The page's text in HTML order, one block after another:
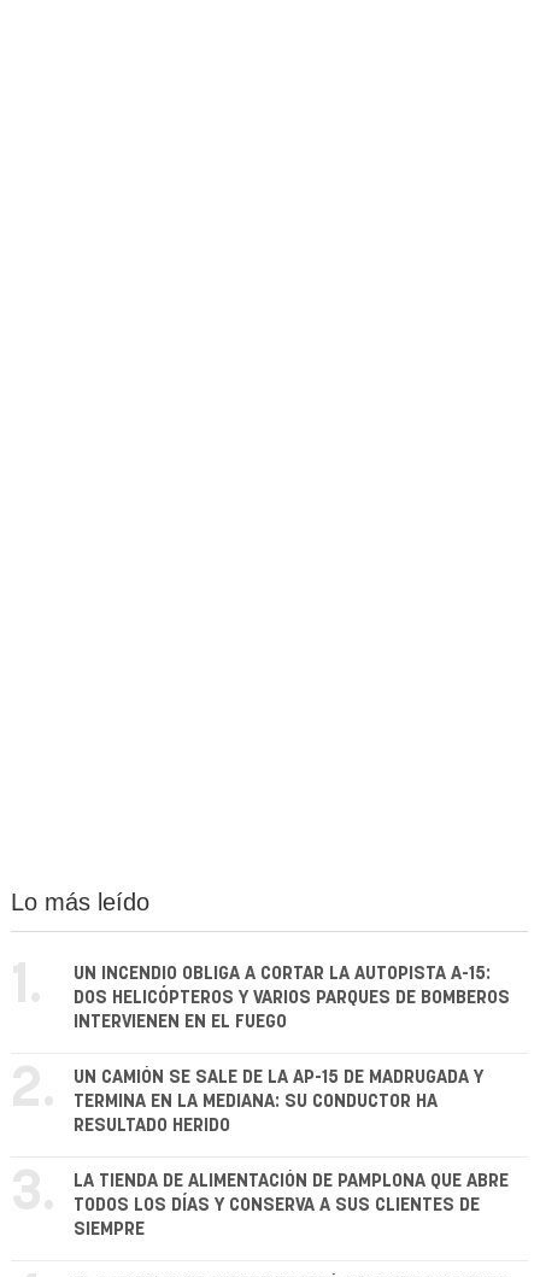
Lo más leído
1.
UN INCENDIO OBLIGA A CORTAR LA AUTOPISTA A-15:
DOS HELICÓPTEROS Y VARIOS PARQUES DE BOMBEROS
INTERVIENEN EN EL FUEGO
2.
UN CAMIÓN SE SALE DE LA AP-15 DE MADRUGADA Y
TERMINA EN LA MEDIANA: SU CONDUCTOR HA
RESULTADO HERIDO
3.
LA TIENDA DE ALIMENTACIÓN DE PAMPLONA QUE ABRE
TODOS LOS DÍAS Y CONSERVA A SUS CLIENTES DE
SIEMPRE